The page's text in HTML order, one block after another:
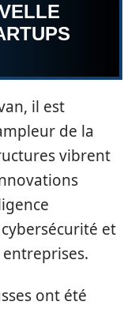
il est
de la
vibrent
et
ont été